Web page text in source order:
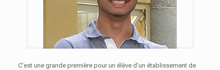
C’est une grande première pour un élève d’un établissement de